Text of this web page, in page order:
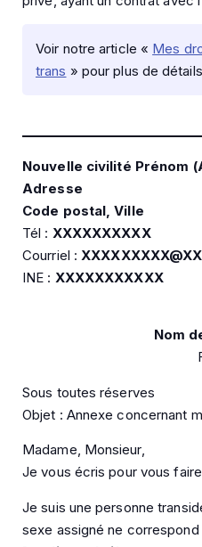
Voir notre article « Mes
trans » pour plus de
Nouvelle civilité Prénom
Adresse
Code postal, Ville
Tél : XXXXXXXXXX
Courriel :
INE : XXXXXXXXXXX
Nom
Sous toutes réserves
Objet : Annexe concernant
Madame, Monsieur,
Je vous écris pour vous
Je suis une personne
sexe assigné ne correspond